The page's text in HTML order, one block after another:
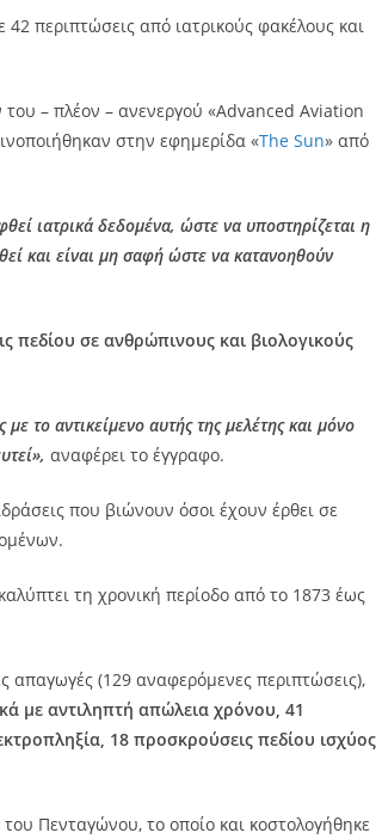
περιπτώσεις από ιατρικούς φακέλους και
– πλέον – ανενεργού «Advanced Aviation
στην εφημερίδα «The Sun» από
ιατρικά δεδομένα, ώστε να υποστηρίζεται η
και είναι μη σαφή ώστε να κατανοηθούν
πεδίου σε ανθρώπινους και βιολογικούς
το αντικείμενο αυτής της μελέτης και μόνο
αναφέρει το έγγραφο.
που βιώνουν όσοι έχουν έρθει σε
τη χρονική περίοδο από το 1873 έως
απαγωγές (129 αναφερόμενες περιπτώσεις),
με αντιληπτή απώλεια χρόνου, 41
18 προσκρούσεις πεδίου ισχύος
Πενταγώνου, το οποίο και κοστολογήθηκε